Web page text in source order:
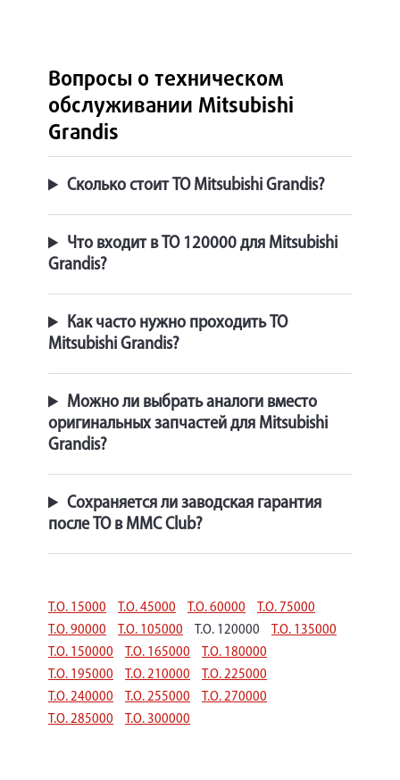
Вопросы о техническом
обслуживании Mitsubishi
Grandis
Сколько стоит ТО Mitsubishi Grandis?
Что входит в ТО 120000 для Mitsubishi
Grandis?
Как часто нужно проходить ТО
Mitsubishi Grandis?
Можно ли выбрать аналоги вместо
оригинальных запчастей для Mitsubishi
Grandis?
Сохраняется ли заводская гарантия
после ТО в MMC Club?
Т.О. 15000 Т.О. 45000 Т.О. 60000
Т.О. 75000
Т.О. 90000
Т.О. 105000 Т.О. 120000
Т.О. 135000
Т.О. 150000
Т.О. 165000
Т.О. 180000
Т.О. 195000
Т.О. 210000
Т.О. 225000
Т.О. 240000
Т.О. 255000
Т.О. 270000
Т.О. 285000
Т.О. 300000